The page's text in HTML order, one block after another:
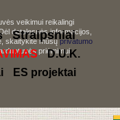
veikimui reikalingi
detalesnės informacijos,
skaitykite mūsųprivatumo
priėmimui,
Straipsniai
D.U.K.
ES projektai